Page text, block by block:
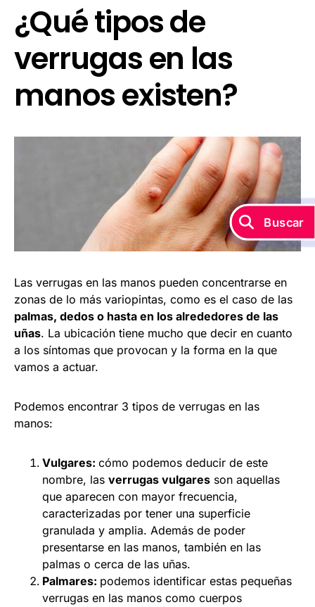
¿Qué tipos de
verrugas en las
manos existen?
Las verrugas en las manos pueden concentrarse en
zonas de lo más variopintas, como es el caso de las
palmas, dedos o hasta en los alrededores de las
uñas. La ubicación tiene mucho que decir en cuanto
a los síntomas que provocan y la forma en la que
vamos a actuar.
Podemos encontrar 3 tipos de verrugas en las
manos:
Vulgares: cómo podemos deducir de este
nombre, las verrugas vulgares son aquellas
que aparecen con mayor frecuencia,
caracterizadas por tener una superficie
granulada y amplia. Además de poder
presentarse en las manos, también en las
palmas o cerca de las uñas.
Palmares: podemos identificar estas pequeñas
verrugas en las manos como cuerpos
Buscar